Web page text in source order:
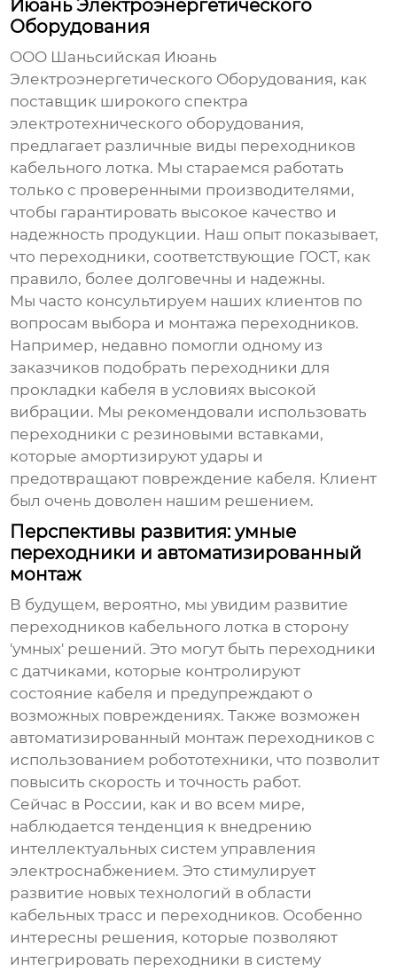
Июань Электроэнергетического
Оборудования
ООО Шаньсийская Июань
Электроэнергетического Оборудования, как
поставщик широкого спектра
электротехнического оборудования,
предлагает различные виды переходников
кабельного лотка. Мы стараемся работать
только с проверенными производителями,
чтобы гарантировать высокое качество и
надежность продукции. Наш опыт показывает,
что переходники, соответствующие ГОСТ, как
правило, более долговечны и надежны.
Мы часто консультируем наших клиентов по
вопросам выбора и монтажа переходников.
Например, недавно помогли одному из
заказчиков подобрать переходники для
прокладки кабеля в условиях высокой
вибрации. Мы рекомендовали использовать
переходники с резиновыми вставками,
которые амортизируют удары и
предотвращают повреждение кабеля. Клиент
был очень доволен нашим решением.
Перспективы развития: умные
переходники и автоматизированный
монтаж
В будущем, вероятно, мы увидим развитие
переходников кабельного лотка в сторону
'умных' решений. Это могут быть переходники
с датчиками, которые контролируют
состояние кабеля и предупреждают о
возможных повреждениях. Также возможен
автоматизированный монтаж переходников с
использованием робототехники, что позволит
повысить скорость и точность работ.
Сейчас в России, как и во всем мире,
наблюдается тенденция к внедрению
интеллектуальных систем управления
электроснабжением. Это стимулирует
развитие новых технологий в области
кабельных трасс и переходников. Особенно
интересны решения, которые позволяют
интегрировать переходники в систему